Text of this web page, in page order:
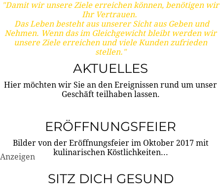
"Damit wir unsere Ziele erreichen können, benötigen wir
Ihr Vertrauen.
Das Leben besteht aus unserer Sicht aus Geben und
Nehmen. Wenn das im Gleichgewicht bleibt werden wir
unsere Ziele erreichen und viele Kunden zufrieden
stellen."
AKTUELLES
Hier möchten wir Sie an den Ereignissen rund um unser
Geschäft teilhaben lassen.
ERÖFFNUNGSFEIER
Bilder von der Eröffnungsfeier im Oktober 2017 mit
kulinarischen Köstlichkeiten...
Anzeigen
SITZ DICH GESUND